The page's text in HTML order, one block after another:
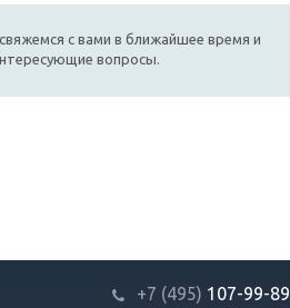
с вами в ближайшее время и
вопросы.
+7 (495) 107-99-89